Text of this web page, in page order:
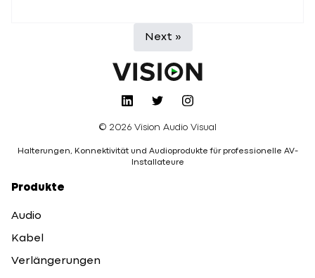
Next »
© 2026 Vision Audio Visual
Halterungen, Konnektivität und Audioprodukte für professionelle AV-
Installateure
Produkte
Audio
Kabel
Verlängerungen